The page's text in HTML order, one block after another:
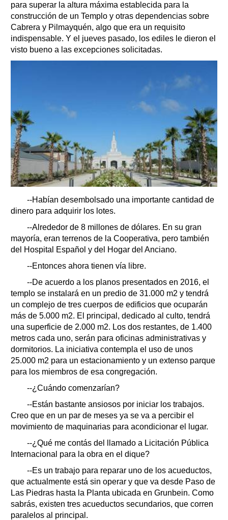
para superar la altura máxima establecida para la
construcción de un Templo y otras dependencias sobre
Cabrera y Pilmayquén, algo que era un requisito
indispensable. Y el jueves pasado, los ediles le dieron el
visto bueno a las excepciones solicitadas.
--Habían desembolsado una importante cantidad de
dinero para adquirir los lotes.
--Alrededor de 8 millones de dólares. En su gran
mayoría, eran terrenos de la Cooperativa, pero también
del Hospital Español y del Hogar del Anciano.
--Entonces ahora tienen vía libre.
--De acuerdo a los planos presentados en 2016, el
templo se instalará en un predio de 31.000 m2 y tendrá
un complejo de tres cuerpos de edificios que ocuparán
más de 5.000 m2. El principal, dedicado al culto, tendrá
una superficie de 2.000 m2. Los dos restantes, de 1.400
metros cada uno, serán para oficinas administrativas y
dormitorios. La iniciativa contempla el uso de unos
25.000 m2 para un estacionamiento y un extenso parque
para los miembros de esa congregación.
--¿Cuándo comenzarían?
--Están bastante ansiosos por iniciar los trabajos.
Creo que en un par de meses ya se va a percibir el
movimiento de maquinarias para acondicionar el lugar.
--¿Qué me contás del llamado a Licitación Pública
Internacional para la obra en el dique?
--Es un trabajo para reparar uno de los acueductos,
que actualmente está sin operar y que va desde Paso de
Las Piedras hasta la Planta ubicada en Grunbein. Como
sabrás, existen tres acueductos secundarios, que corren
paralelos al principal.